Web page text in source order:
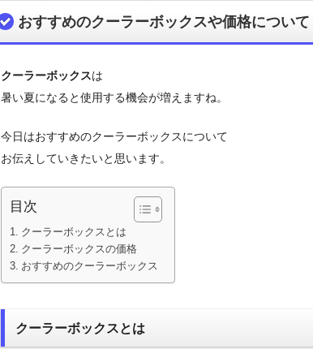
おすすめのクーラーボックスや価格について
クーラーボックスは
暑い夏になると使用する機会が増えますね。
今日はおすすめのクーラーボックスについて
お伝えしていきたいと思います。
目次
クーラーボックスとは
クーラーボックスの価格
おすすめのクーラーボックス
クーラーボックスとは